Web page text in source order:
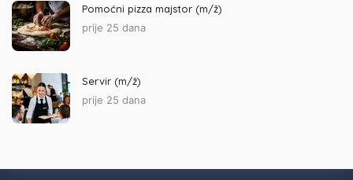
Pomoćni pizza majstor (m/ž)
prije 25 dana
Servir (m/ž)
prije 25 dana